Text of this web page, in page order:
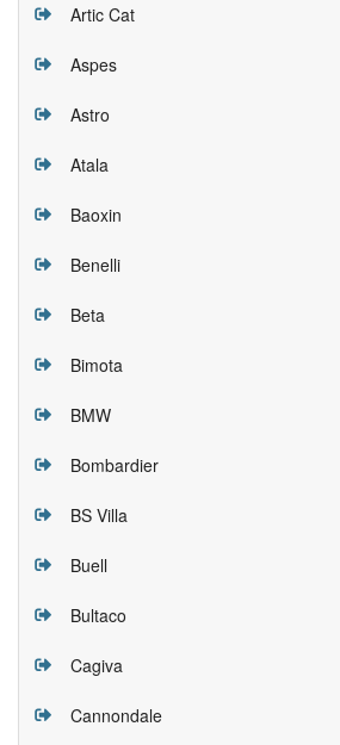
Artic Cat
Aspes
Astro
Atala
Baoxin
Benelli
Beta
Bimota
BMW
Bombardier
BS Villa
Buell
Bultaco
Cagiva
Cannondale